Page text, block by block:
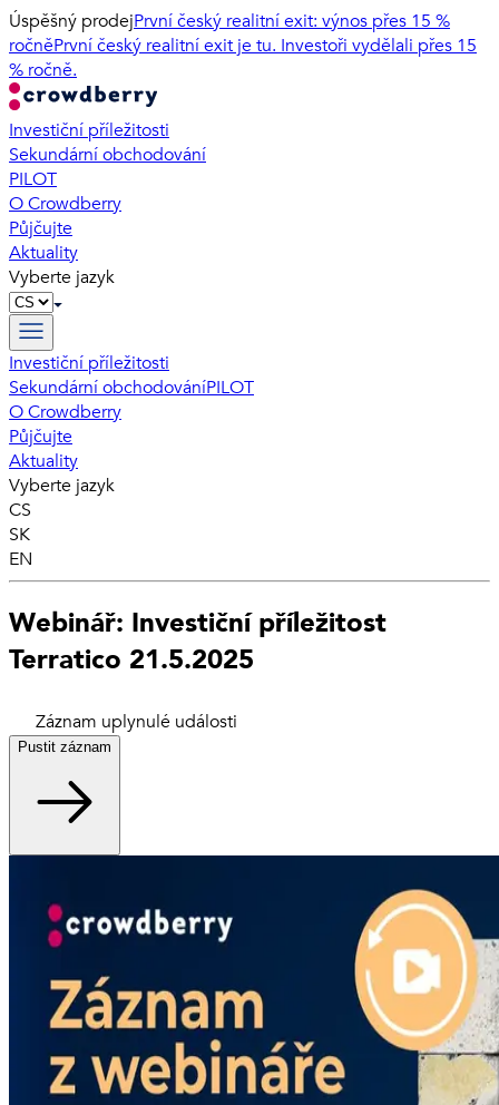
Úspěšný prodejPrvní český realitní exit: výnos přes 15 %
ročněPrvní český realitní exit je tu. Investoři vydělali přes 15
% ročně.
Investiční příležitosti
Sekundární obchodování
PILOT
O Crowdberry
Půjčujte
Aktuality
Vyberte jazyk
Investiční příležitosti
Sekundární obchodováníPILOT
O Crowdberry
Půjčujte
Aktuality
Vyberte jazyk
CS
SK
EN
Webinář: Investiční příležitost
Terratico 21.5.2025
Záznam uplynulé události
Pustit záznam